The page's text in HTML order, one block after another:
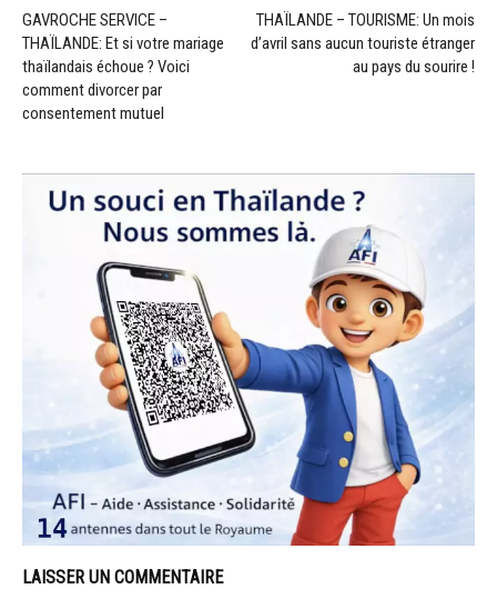
GAVROCHE SERVICE –
THAÏLANDE: Et si votre mariage
thaïlandais échoue ? Voici
comment divorcer par
consentement mutuel
THAÏLANDE – TOURISME: Un mois
d’avril sans aucun touriste étranger
au pays du sourire !
LAISSER UN COMMENTAIRE